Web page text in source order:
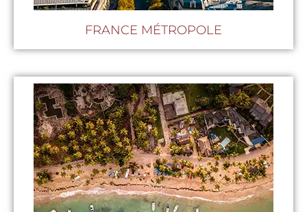
FRANCE MÉTROPOLE